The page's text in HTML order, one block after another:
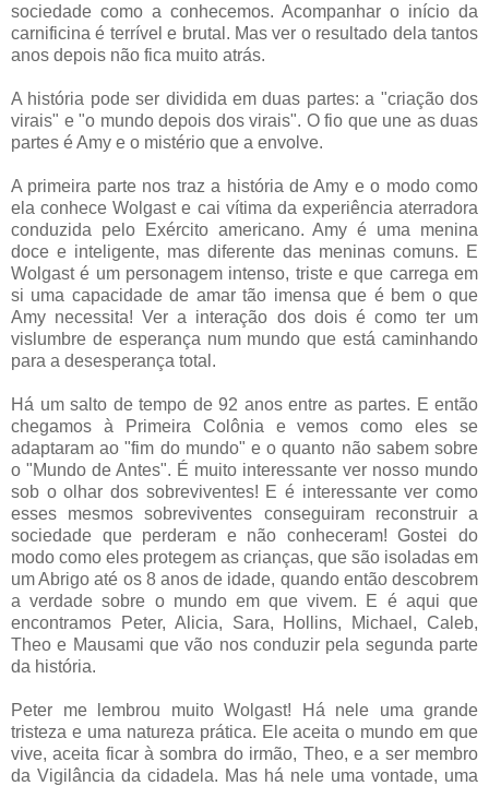
sociedade como a conhecemos. Acompanhar o início da
carnificina é terrível e brutal. Mas ver o resultado dela tantos
anos depois não fica muito atrás.
A história pode ser dividida em duas partes: a "criação dos
virais" e "o mundo depois dos virais". O fio que une as duas
partes é Amy e o mistério que a envolve.
A primeira parte nos traz a história de Amy e o modo como
ela conhece Wolgast e cai vítima da experiência aterradora
conduzida pelo Exército americano. Amy é uma menina
doce e inteligente, mas diferente das meninas comuns. E
Wolgast é um personagem intenso, triste e que carrega em
si uma capacidade de amar tão imensa que é bem o que
Amy necessita! Ver a interação dos dois é como ter um
vislumbre de esperança num mundo que está caminhando
para a desesperança total.
Há um salto de tempo de 92 anos entre as partes. E então
chegamos à Primeira Colônia e vemos como eles se
adaptaram ao "fim do mundo" e o quanto não sabem sobre
o "Mundo de Antes". É muito interessante ver nosso mundo
sob o olhar dos sobreviventes! E é interessante ver como
esses mesmos sobreviventes conseguiram reconstruir a
sociedade que perderam e não conheceram! Gostei do
modo como eles protegem as crianças, que são isoladas em
um Abrigo até os 8 anos de idade, quando então descobrem
a verdade sobre o mundo em que vivem. E é aqui que
encontramos Peter, Alicia, Sara, Hollins, Michael, Caleb,
Theo e Mausami que vão nos conduzir pela segunda parte
da história.
Peter me lembrou muito Wolgast! Há nele uma grande
tristeza e uma natureza prática. Ele aceita o mundo em que
vive, aceita ficar à sombra do irmão, Theo, e a ser membro
da Vigilância da cidadela. Mas há nele uma vontade, uma